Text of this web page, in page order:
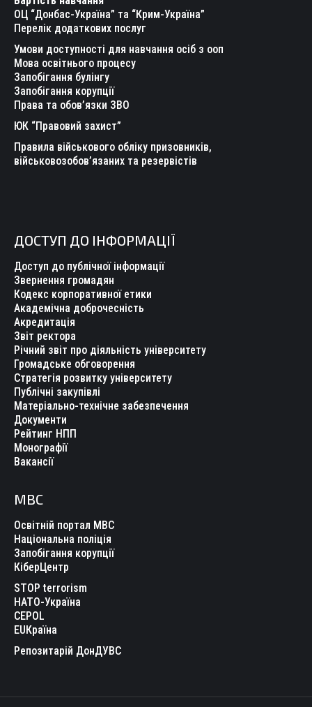
windowwindowwindowwindow
ОЦ “Донбас-Україна” та “Крим-Україна”
Перелік додаткових послуг
Умови доступності для навчання осіб з ооп
Мова освітнього процесу
Запобігання булінгу
Запобігання корупції
Права та обов’язки ЗВО
ЮК “Правовий захист”
Правила військового обліку призовників,
військовозобов’язаних та резервістів
ДОСТУП ДО ІНФОРМАЦІЇ
Доступ до публічної інформації
Звернення громадян
Кодекс корпоративної етики
Академічна доброчесність
Акредитація
Звіт ректора
Річний звіт про діяльність університету
Громадське обговорення
Стратегія розвитку університету
Публічні закупівлі
Матеріально-технічне забезпечення
Документи
Рейтинг НПП
Монографії
Вакансії
МВС
Освітній портал МВС
Національна поліція
Запобігання корупції
КіберЦентр
STOP terrorism
НАТО-Україна
CEPOL
EUКраїна
Репозитарій ДонДУВС